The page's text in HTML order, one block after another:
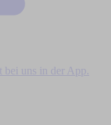
uns in der App.